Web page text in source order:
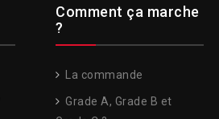
Comment ça marche
?
La commande
Grade A, Grade B et